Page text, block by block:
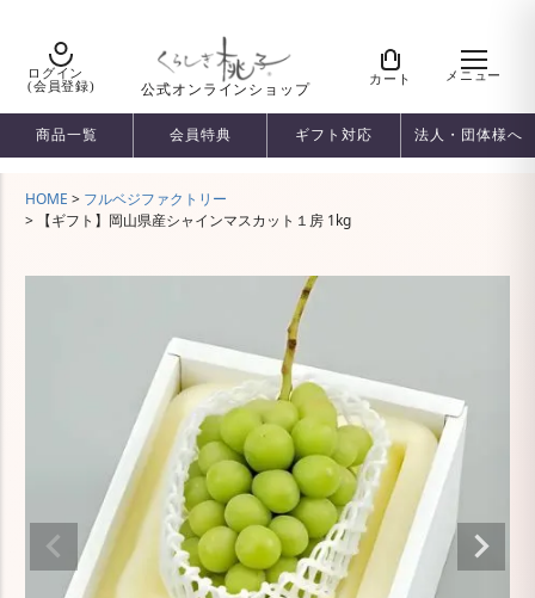
ログイン
(会員登録)
公式オンラインショップ
カート メニュー
商品一覧 会員特典 ギフト対応 法人・団体様へ
HOME
フルベジファクトリー
【ギフト】岡山県産シャインマスカット１房 1kg